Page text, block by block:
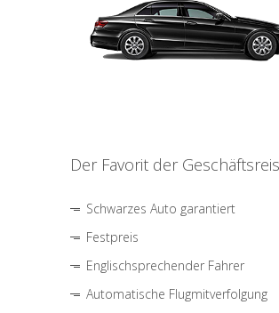
Der Favorit der
Schwarzes Auto garantiert
Festpreis
Englischsprechender Fahrer
Automatische Flugmitverfolgung